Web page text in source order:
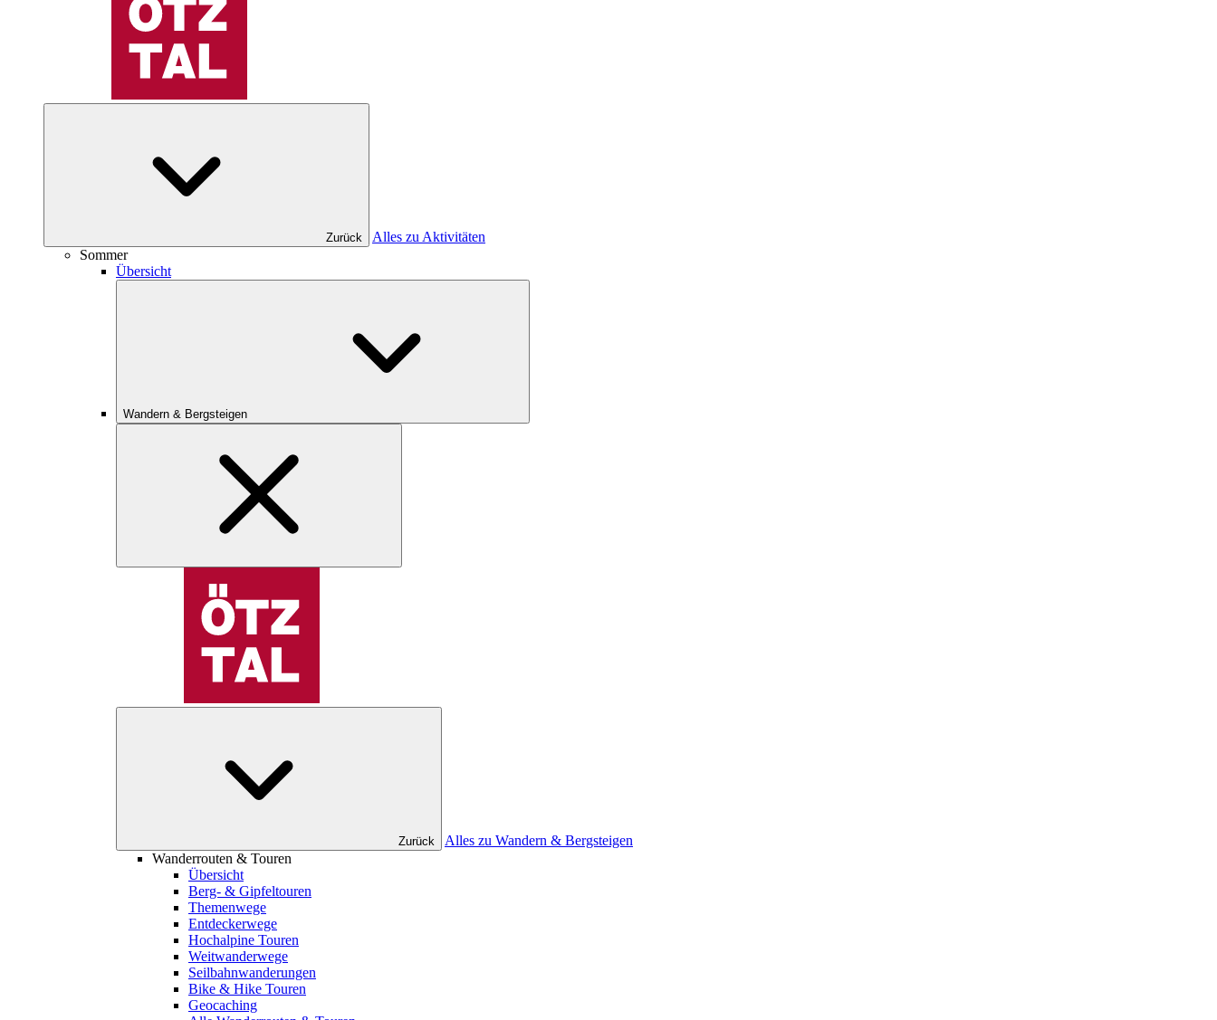
Zurück
Alles zu Aktivitäten
Sommer
Übersicht
Wandern & Bergsteigen
Zurück
Alles zu Wandern & Bergsteigen
Wanderrouten & Touren
Übersicht
Berg- & Gipfeltouren
Themenwege
Entdeckerwege
Hochalpine Touren
Weitwanderwege
Seilbahnwanderungen
Bike & Hike Touren
Geocaching